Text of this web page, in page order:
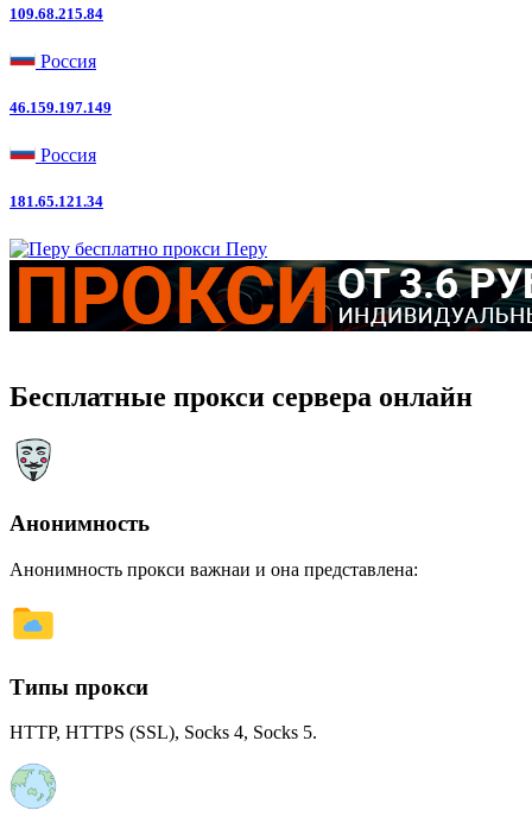
109.68.215.84
Россия
46.159.197.149
Россия
181.65.121.34
Перу
Бесплатные прокси сервера онлайн
Анонимность
Анонимность прокси важнаи и она представлена:
Типы прокси
HTTP, HTTPS (SSL), Socks 4, Socks 5.